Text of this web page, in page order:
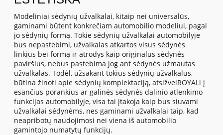
Modeliniai sėdynių užvalkalai, kitaip nei universalūs,
gaminami būtent konkrečiam automobilio modeliui, pagal
jo sėdynių formą. Tokie sėdynių užvalkalai automobilyje
bus nepastebimi, užvalkalas atkartos visus sėdynės
linkius bei formą ir atrodys kaip originalus sėdynės
paviršius, nebus pastebima jog ant sėdynės užmautas
užvalkalas. Todėl, užsakant tokius sėdynių užvalkalus,
būtina žinoti apie sėdynių komplektaciją, atsižvelROYALi į
esančius porankius ar galinės sėdynės dalinio atlenkimo
funkcijas automobilyje, visa tai įtakoja kaip bus siuvami
užvalkalai sėdynėms, nes gaminami užvalkalai taip, kad
neapribotų naudojimosi nei viena iš automobilio
gamintojo numatytų funkcijų.